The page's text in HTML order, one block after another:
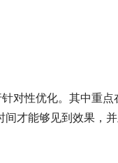
对性优化。其中重点
才能够见到效果，